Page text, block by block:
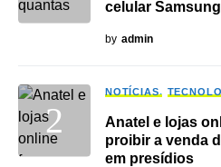
celular
by admin
NOTÍCIAS
Anatel e lojas
proibir a venda
em presídios